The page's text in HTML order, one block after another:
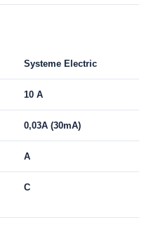
Systeme Electric
10 А
0,03A (30mA)
A
C